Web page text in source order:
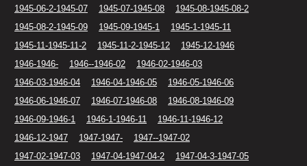
1945-06-2-1945-07
1945-07-1945-08
1945-08-1945-08-2
1945-08-2-1945-09
1945-09-1945-1
1945-1-1945-11
1945-11-1945-11-2
1945-11-2-1945-12
1945-12-1946
1946-1946-
1946--1946-02
1946-02-1946-03
1946-03-1946-04
1946-04-1946-05
1946-05-1946-06
1946-06-1946-07
1946-07-1946-08
1946-08-1946-09
1946-09-1946-1
1946-1-1946-11
1946-11-1946-12
1946-12-1947
1947-1947-
1947--1947-02
1947-02-1947-03
1947-04-1947-04-2
1947-04-3-1947-05